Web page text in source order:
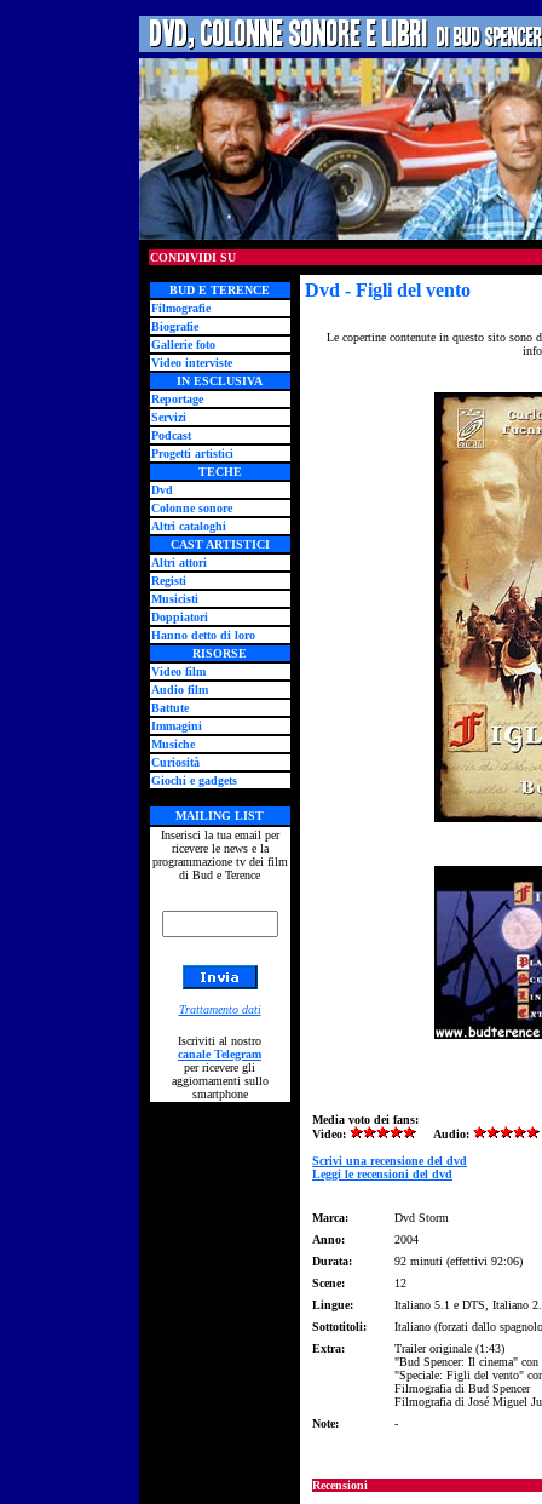
CONDIVIDI SU
BUD E TERENCE
Filmografie
Biografie
Gallerie foto
Video interviste
IN ESCLUSIVA
Reportage
Servizi
Podcast
Progetti artistici
TECHE
Dvd
Colonne sonore
Altri cataloghi
CAST ARTISTICI
Altri attori
Registi
Musicisti
Doppiatori
Hanno detto di loro
RISORSE
Video film
Audio film
Battute
Immagini
Musiche
Curiosità
Giochi e gadgets
MAILING LIST
Inserisci la tua email per
ricevere le news e la
programmazione tv dei film
di Bud e Terence
Trattamento dati
Iscriviti al nostro
canale Telegram
per ricevere gli
aggiornamenti sullo
smartphone
Dvd - Figli del vento
Le copertine contenute in questo sito
Media voto dei fans:
Video:
Audio:
Scrivi una recensione del dvd
Leggi le recensioni del dvd
Marca:
Dvd Storm
Anno:
2004
Durata:
92 minuti (effettivi 92:06)
Scene:
12
Lingue:
Italiano 5.1 e DTS, Italiano
Sottotitoli:
Italiano (forzati dallo
Extra:
Trailer originale (1:43)
"Bud Spencer: Il cinema" con
"Speciale: Figli del vento"
Filmografia di Bud Spencer
Filmografia di José Miguel
Note:
-
Recensioni